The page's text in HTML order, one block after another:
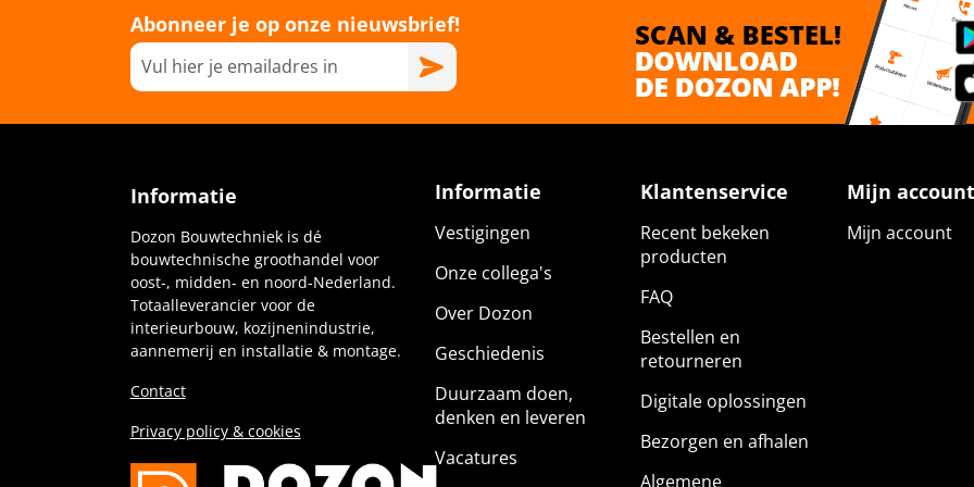
Abonneer je op onze nieuwsbrief!
Informatie
Dozon Bouwtechniek is dé
bouwtechnische groothandel voor
oost-, midden- en noord-Nederland.
Totaalleverancier voor de
interieurbouw, kozijnenindustrie,
aannemerij en installatie & montage.
Contact
Privacy policy & cookies
Informatie
Vestigingen
Onze collega's
Over Dozon
Geschiedenis
Duurzaam doen,
denken en leveren
Vacatures
Klantenservice
Recent bekeken
producten
FAQ
Bestellen en
retourneren
Digitale oplossingen
Bezorgen en afhalen
Algemene
Mijn account
Mijn account